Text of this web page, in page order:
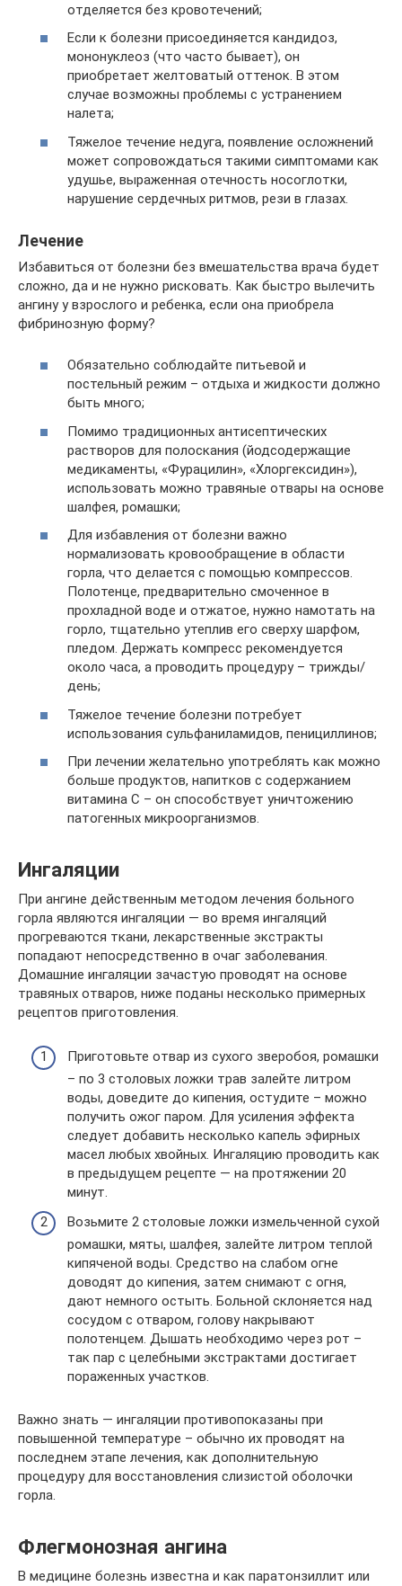
отделяется без кровотечений;
Если к болезни присоединяется кандидоз,
мононуклеоз (что часто бывает), он
приобретает желтоватый оттенок. В этом
случае возможны проблемы с устранением
налета;
Тяжелое течение недуга, появление осложнений
может сопровождаться такими симптомами как
удушье, выраженная отечность носоглотки,
нарушение сердечных ритмов, рези в глазах.
Лечение
Избавиться от болезни без вмешательства врача будет
сложно, да и не нужно рисковать. Как быстро вылечить
ангину у взрослого и ребенка, если она приобрела
фибринозную форму?
Обязательно соблюдайте питьевой и
постельный режим – отдыха и жидкости должно
быть много;
Помимо традиционных антисептических
растворов для полоскания (йодсодержащие
медикаменты, «Фурацилин», «Хлоргексидин»),
использовать можно травяные отвары на основе
шалфея, ромашки;
Для избавления от болезни важно
нормализовать кровообращение в области
горла, что делается с помощью компрессов.
Полотенце, предварительно смоченное в
прохладной воде и отжатое, нужно намотать на
горло, тщательно утеплив его сверху шарфом,
пледом. Держать компресс рекомендуется
около часа, а проводить процедуру – трижды/
день;
Тяжелое течение болезни потребует
использования сульфаниламидов, пенициллинов;
При лечении желательно употреблять как можно
больше продуктов, напитков с содержанием
витамина С – он способствует уничтожению
патогенных микроорганизмов.
Ингаляции
При ангине действенным методом лечения больного
горла являются ингаляции — во время ингаляций
прогреваются ткани, лекарственные экстракты
попадают непосредственно в очаг заболевания.
Домашние ингаляции зачастую проводят на основе
травяных отваров, ниже поданы несколько примерных
рецептов приготовления.
Приготовьте отвар из сухого зверобоя, ромашки
– по 3 столовых ложки трав залейте литром
воды, доведите до кипения, остудите – можно
получить ожог паром. Для усиления эффекта
следует добавить несколько капель эфирных
масел любых хвойных. Ингаляцию проводить как
в предыдущем рецепте — на протяжении 20
минут.
Возьмите 2 столовые ложки измельченной сухой
ромашки, мяты, шалфея, залейте литром теплой
кипяченой воды. Средство на слабом огне
доводят до кипения, затем снимают с огня,
дают немного остыть. Больной склоняется над
сосудом с отваром, голову накрывают
полотенцем. Дышать необходимо через рот –
так пар с целебными экстрактами достигает
пораженных участков.
Важно знать — ингаляции противопоказаны при
повышенной температуре – обычно их проводят на
последнем этапе лечения, как дополнительную
процедуру для восстановления слизистой оболочки
горла.
Флегмонозная ангина
В медицине болезнь известна и как паратонзиллит или